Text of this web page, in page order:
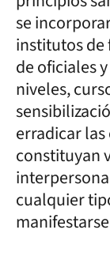
se
institutos
de oficiales
niveles,
erradicar
constituyan
cualquier